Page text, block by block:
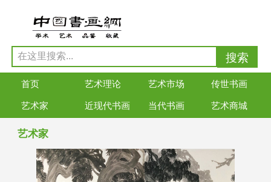
首页 艺术理论 艺术市场 传世书画
艺术家 近现代书画 当代书画 艺术商城
艺术家